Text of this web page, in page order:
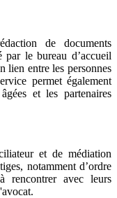
de documents
par le bureau d’accueil
lien entre les personnes
permet également
et les partenaires
et de médiation
notamment d’ordre
rencontrer avec leurs